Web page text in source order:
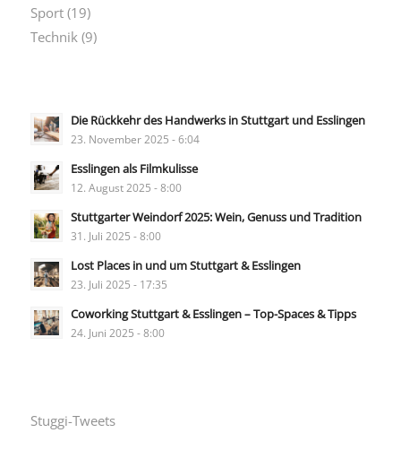
Sport(19)
Technik (9)
Die Rückkehr des Handwerks in Stuttgart und Esslingen
23. November 2025 - 6:04
Esslingen als Filmkulisse
12. August 2025 - 8:00
Stuttgarter Weindorf 2025: Wein, Genuss und Tradition
31. Juli 2025 - 8:00
Lost Places in und um Stuttgart & Esslingen
23. Juli 2025 - 17:35
Coworking Stuttgart & Esslingen – Top-Spaces & Tipps
24. Juni 2025 - 8:00
Stuggi-Tweets